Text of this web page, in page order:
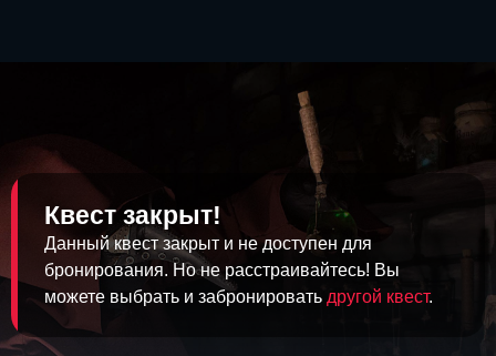
Квест закрыт!
Данный квест закрыт и не доступен для
бронирования. Но не расстраивайтесь! Вы
можете выбрать и забронировать другой квест.